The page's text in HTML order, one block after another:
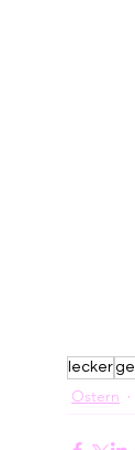
lecker
Ostern